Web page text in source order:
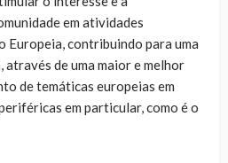
em atividades
Europeia, contribuindo para uma
de uma maior e melhor
de temáticas europeias em
em particular, como é o